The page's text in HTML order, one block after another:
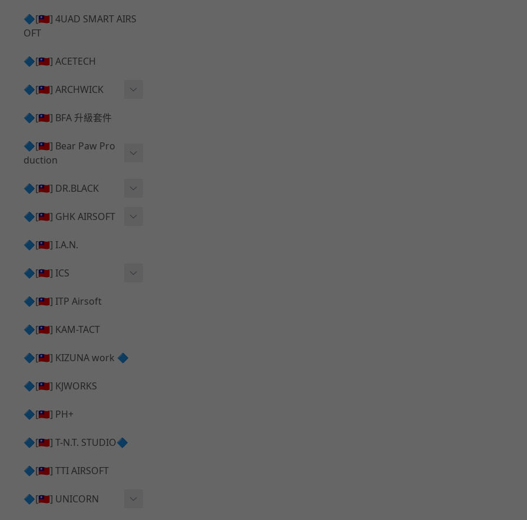
TAC-41 🔄 原廠 ⧸ 零件
件
[夢神⧸Morpheus] 不鏽鋼
內管
套件
[夢神⧸Morpheus] 碳鋼 內
管
🔷[🇹🇼] 4UAD SMART AIRS
OFT
🔷[🇹🇼] ACETECH
🔷[🇹🇼] ARCHWICK
衝鋒套件 Convertion Kit
MWS 升級組件
B＆T APC9 系列產品
B＆T SPR300系列產品
HOP膠皮
🔷[🇹🇼] BFA 升級套件
🔷[🇹🇼] Bear Paw Pro
duction
T-5000
🔷[🇹🇼] DR.BLACK
Hi-capa 彈匣外觀
維護保養
Hi-capa 上半外觀
Hi-capa 內部升級
🔷[🇹🇼] GHK AIRSOFT
AR ⧸ M4 GBB 原廠零件
AKM V3 主體 ＆ 原廠零件
G5 原廠零件
G17 GEN.3 原廠零件
AR ⧸ M4 GBB 升級套件
🔷[🇹🇼] I.A.N.
🔷[🇹🇼] ICS
Hi-Capa 維修零件
ICS 成槍
🔷[🇹🇼] ITP Airsoft
🔷[🇹🇼] KAM-TACT
🔷[🇹🇼] KIZUNA work 🔷
🔷[🇹🇼] KJWORKS
🔷[🇹🇼] PH+
🔷[🇹🇼] T-N.T. STUDIO🔷
🔷[🇹🇼] TTI AIRSOFT
🔷[🇹🇼] UNICORN